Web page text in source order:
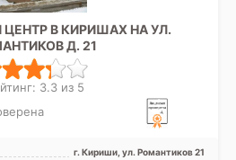
В КИРИШАХ НА УЛ.
Д. 21
3.3 из 5
г. Кириши, ул. Романтиков 21